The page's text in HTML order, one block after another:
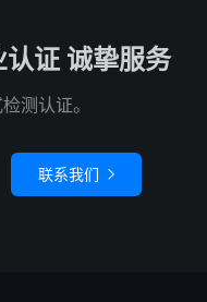
证 诚挚服务
测认证。
联系我们 